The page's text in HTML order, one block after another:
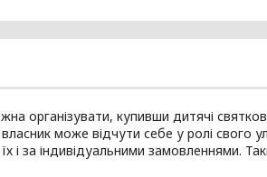
організувати, купивши дитячі
може відчути себе у ролі свого
за індивідуальними замовленнями.